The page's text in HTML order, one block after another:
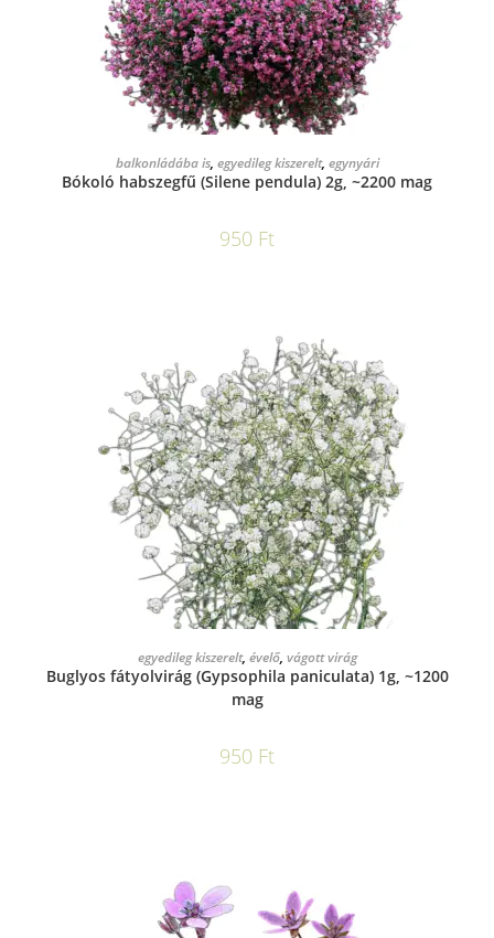
KOSÁRBA TESZEM
balkonládába is, egyedileg kiszerelt, egynyári
Bókoló habszegfű (Silene pendula) 2g, ~2200 mag
950 Ft
KOSÁRBA TESZEM
egyedileg kiszerelt, évelő, vágott virág
Buglyos fátyolvirág (Gypsophila paniculata) 1g, ~1200
mag
950 Ft